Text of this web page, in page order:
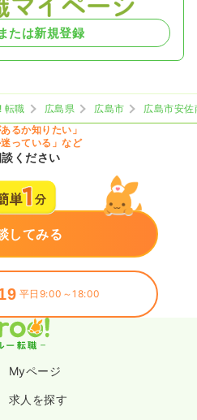
たは新規登録
転職 広島県 広島市
広島市安佐
るか知りたい」
迷っている」など
ください
してみる
平日9:00～18:00
Myページ
求人を探す